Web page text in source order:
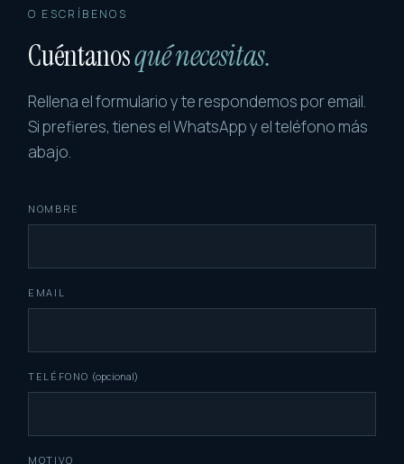
O ESCRÍBENOS
Cuéntanosqué necesitas.
Rellena el formulario y te respondemos por email.
Si prefieres, tienes el WhatsApp y el teléfono más
abajo.
NOMBRE
EMAIL
TELÉFONO (opcional)
MOTIVO